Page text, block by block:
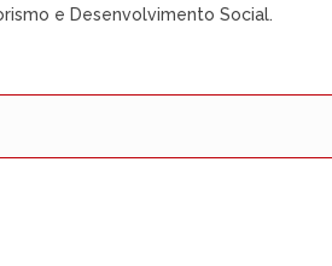
e Desenvolvimento Social.